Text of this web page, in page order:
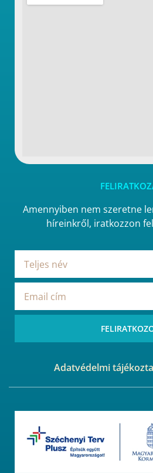
Amennyiben nem szeretne
híreinkről, iratkozzon
Adatvédelmi